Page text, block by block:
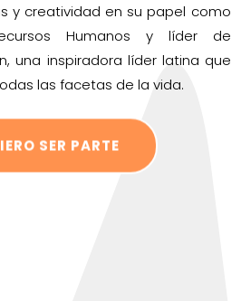
y creatividad en su papel como
Humanos y líder de
una inspiradora líder latina que
las facetas de la vida.
SER PARTE